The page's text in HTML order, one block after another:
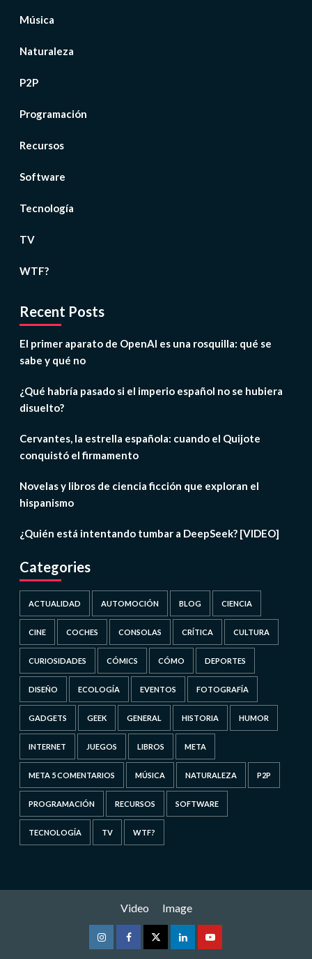
Música
Naturaleza
P2P
Programación
Recursos
Software
Tecnología
TV
WTF?
Recent Posts
El primer aparato de OpenAI es una rosquilla: qué se
sabe y qué no
¿Qué habría pasado si el imperio español no se hubiera
disuelto?
Cervantes, la estrella española: cuando el Quijote
conquistó el firmamento
Novelas y libros de ciencia ficción que exploran el
hispanismo
¿Quién está intentando tumbar a DeepSeek? [VIDEO]
Categories
ACTUALIDAD AUTOMOCIÓN BLOG CIENCIA
CINE COCHES CONSOLAS CRÍTICA CULTURA
CURIOSIDADES CÓMICS CÓMO DEPORTES
DISEÑO ECOLOGÍA EVENTOS FOTOGRAFÍA
GADGETS GEEK GENERAL HISTORIA HUMOR
INTERNET JUEGOS LIBROS META
META 5 COMENTARIOS MÚSICA NATURALEZA P2P
PROGRAMACIÓN RECURSOS SOFTWARE
TECNOLOGÍA TV WTF?
Video Image
InstagramFacebookTwitterLinkedinYoutube